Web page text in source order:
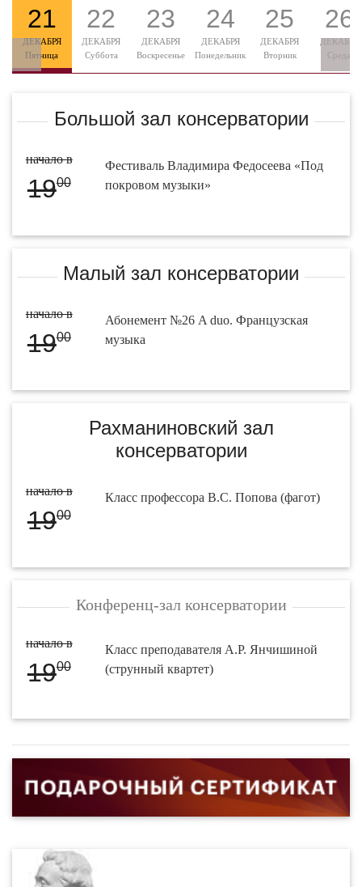
21
ДЕКАБРЯ
Пятница
22
ДЕКАБРЯ
Суббота
23
ДЕКАБРЯ
Воскресенье
24
ДЕКАБРЯ
Понедельник
25
ДЕКАБРЯ
Вторник
26
ДЕКАБРЯ
Среда
Большой зал консерватории
начало в
1900
Фестиваль Владимира Федосеева «Под
покровом музыки»
Малый зал консерватории
начало в
1900
Абонемент №26 A duo. Французская
музыка
Рахманиновский зал
консерватории
начало в
1900
Класс профессора В.С. Попова (фагот)
Конференц-зал консерватории
начало в
1900
Класс преподавателя А.Р. Янчишиной
(струнный квартет)